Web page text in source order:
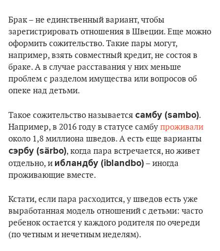
Брак – не единственный вариант, чтобы
зарегистрировать отношения в Швеции. Еще можно
оформить сожительство. Такие пары могут,
например, взять совместный кредит, не состоя в
браке. А в случае расставания у них меньше
проблем с разделом имущества или вопросов об
опеке над детьми.
Такое сожительство называется самбу (sambo).
Например, в 2016 году в статусе самбу проживали
около 1,8 миллиона шведов. А есть еще варианты
сэрбу (särbo), когда пара встречается, но живет
отдельно, и ибландбу (iblandbo) – иногда
проживающие вместе.
Кстати, если пара расходится, у шведов есть уже
выработанная модель отношений с детьми: часто
ребенок остается у каждого родителя по очереди
(по четным и нечетным неделям).